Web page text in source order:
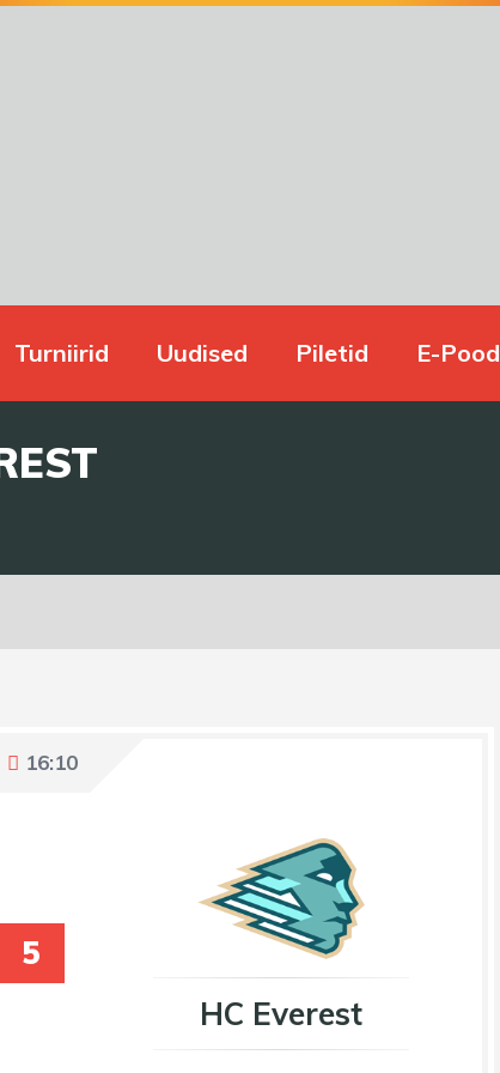
Turniirid Uudised Piletid E-Pood
16:10
5
HC Everest